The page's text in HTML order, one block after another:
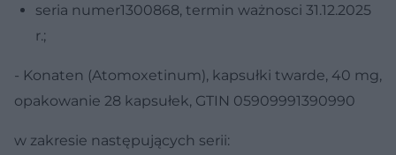
seria numer1300868, termin ważnosci 31.12.2025
r.;
- Konaten (Atomoxetinum), kapsułki twarde, 40 mg,
opakowanie 28 kapsułek, GTIN 05909991390990
w zakresie następujących serii: